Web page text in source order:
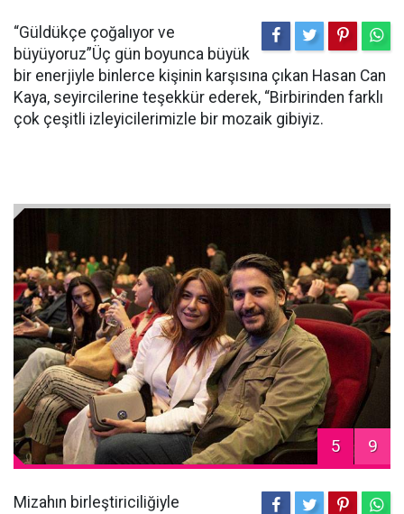
“Güldükçe çoğalıyor ve
büyüyoruz”Üç gün boyunca büyük
bir enerjiyle binlerce kişinin karşısına çıkan Hasan Can
Kaya, seyircilerine teşekkür ederek, “Birbirinden farklı
çok çeşitli izleyicilerimizle bir mozaik gibiyiz.
5 9
Mizahın birleştiriciliğiyle